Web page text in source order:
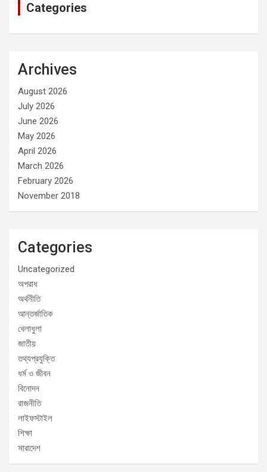
Categories
Archives
August 2026
July 2026
June 2026
May 2026
April 2026
March 2026
February 2026
November 2018
Categories
Uncategorized
অপরাধ
অর্থনীতি
আন্তর্জাতিক
খেলাধুলা
জাতীয়
তথ্যপ্রযুক্তি
ধর্ম ও জীবন
বিনোদন
রাজনীতি
লাইফস্টাইল
শিক্ষা
সারাদেশ